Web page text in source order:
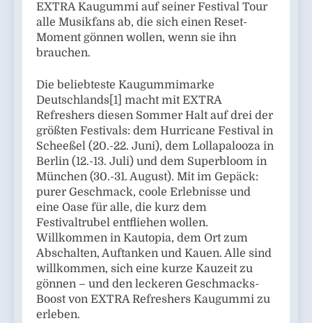
EXTRA Kaugummi auf seiner Festival Tour
alle Musikfans ab, die sich einen Reset-
Moment gönnen wollen, wenn sie ihn
brauchen.
Die beliebteste Kaugummimarke
Deutschlands[1] macht mit EXTRA
Refreshers diesen Sommer Halt auf drei der
größten Festivals: dem Hurricane Festival in
Scheeßel (20.-22. Juni), dem Lollapalooza in
Berlin (12.-13. Juli) und dem Superbloom in
München (30.-31. August). Mit im Gepäck:
purer Geschmack, coole Erlebnisse und
eine Oase für alle, die kurz dem
Festivaltrubel entfliehen wollen.
Willkommen in Kautopia, dem Ort zum
Abschalten, Auftanken und Kauen. Alle sind
willkommen, sich eine kurze Kauzeit zu
gönnen – und den leckeren Geschmacks-
Boost von EXTRA Refreshers Kaugummi zu
erleben.